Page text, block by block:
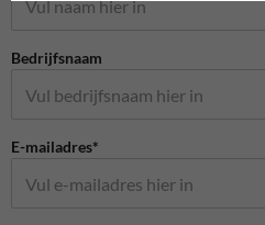
Bedrijfsnaam
E-mailadres*